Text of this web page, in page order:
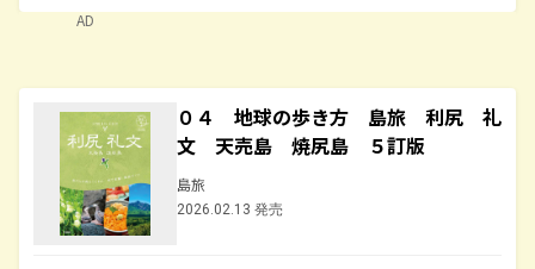
AD
０４ 地球の歩き方 島旅 利尻 礼
文 天売島 焼尻島 ５訂版
島旅
2026.02.13 発売